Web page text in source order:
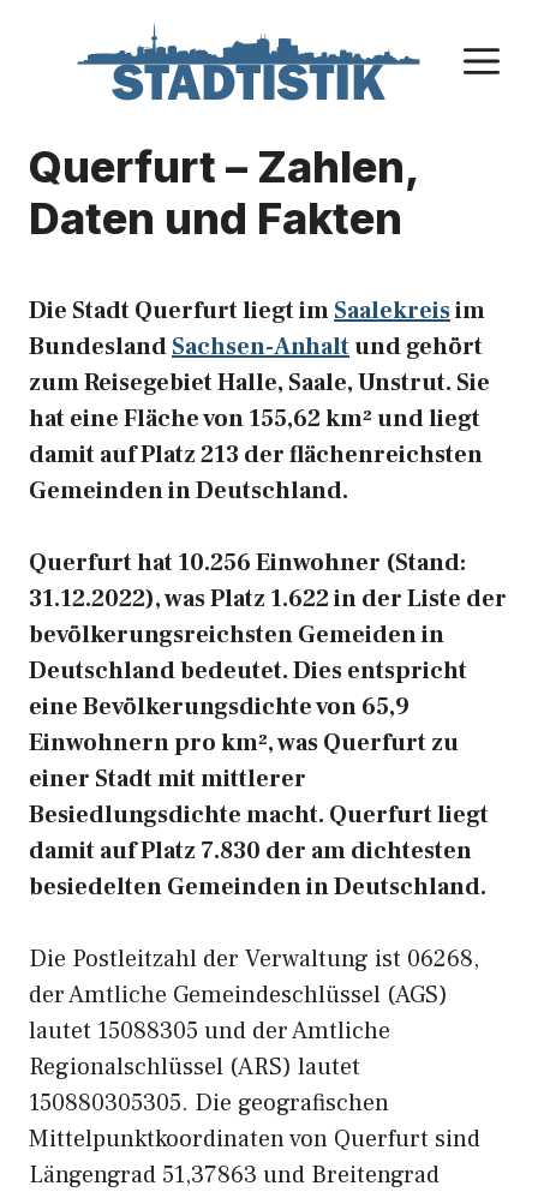
Querfurt – Zahlen,
Daten und Fakten
Die Stadt Querfurt liegt imSaalekreisim
BundeslandSachsen-Anhaltund gehört
zum Reisegebiet Halle, Saale, Unstrut. Sie
hat eine Fläche von 155,62 km² und liegt
damit auf Platz 213 der flächenreichsten
Gemeinden in Deutschland.
Querfurt hat 10.256 Einwohner (Stand:
31.12.2022), was Platz 1.622 in der Liste der
bevölkerungsreichsten Gemeiden in
Deutschland bedeutet. Dies entspricht
eine Bevölkerungsdichte von 65,9
Einwohnern pro km², was Querfurt zu
einer Stadt mit mittlerer
Besiedlungsdichte macht. Querfurt liegt
damit auf Platz 7.830 der am dichtesten
besiedelten Gemeinden in Deutschland.
Die Postleitzahl der Verwaltung ist 06268,
der Amtliche Gemeindeschlüssel (AGS)
lautet 15088305 und der Amtliche
Regionalschlüssel (ARS) lautet
150880305305. Die geografischen
Mittelpunktkoordinaten von Querfurt sind
Längengrad 51,37863 und Breitengrad